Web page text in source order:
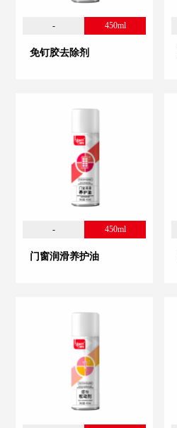
- 450ml
免钉胶去除剂
- 450ml
门窗润滑养护油